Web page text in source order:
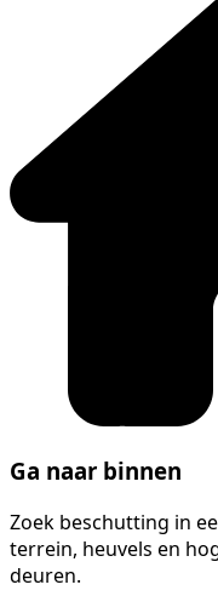
Ga naar binnen
Zoek beschutting in
terrein, heuvels en
deuren.